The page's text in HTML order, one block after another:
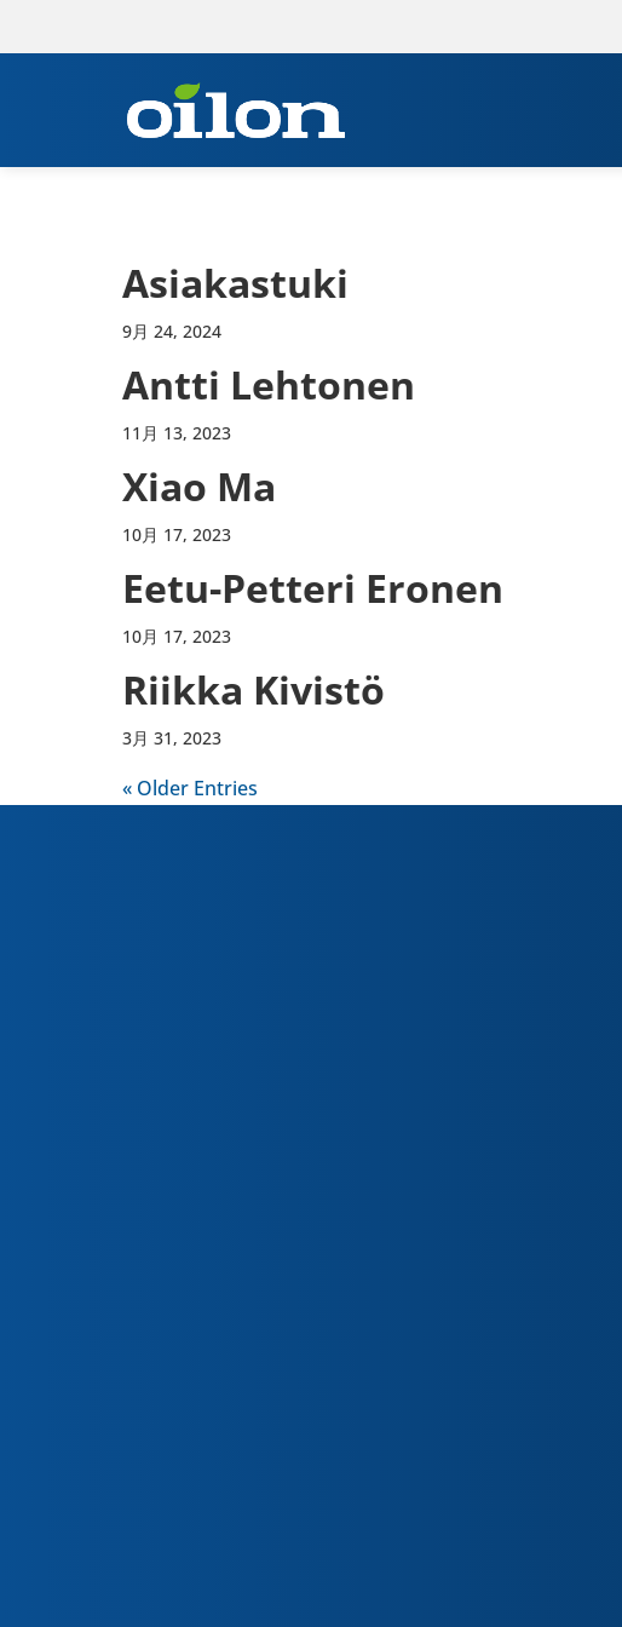
Asiakastuki
9月 24, 2024
Antti Lehtonen
11月 13, 2023
Xiao Ma
10月 17, 2023
Eetu-Petteri Eronen
10月 17, 2023
Riikka Kivistö
3月 31, 2023
« Older Entries